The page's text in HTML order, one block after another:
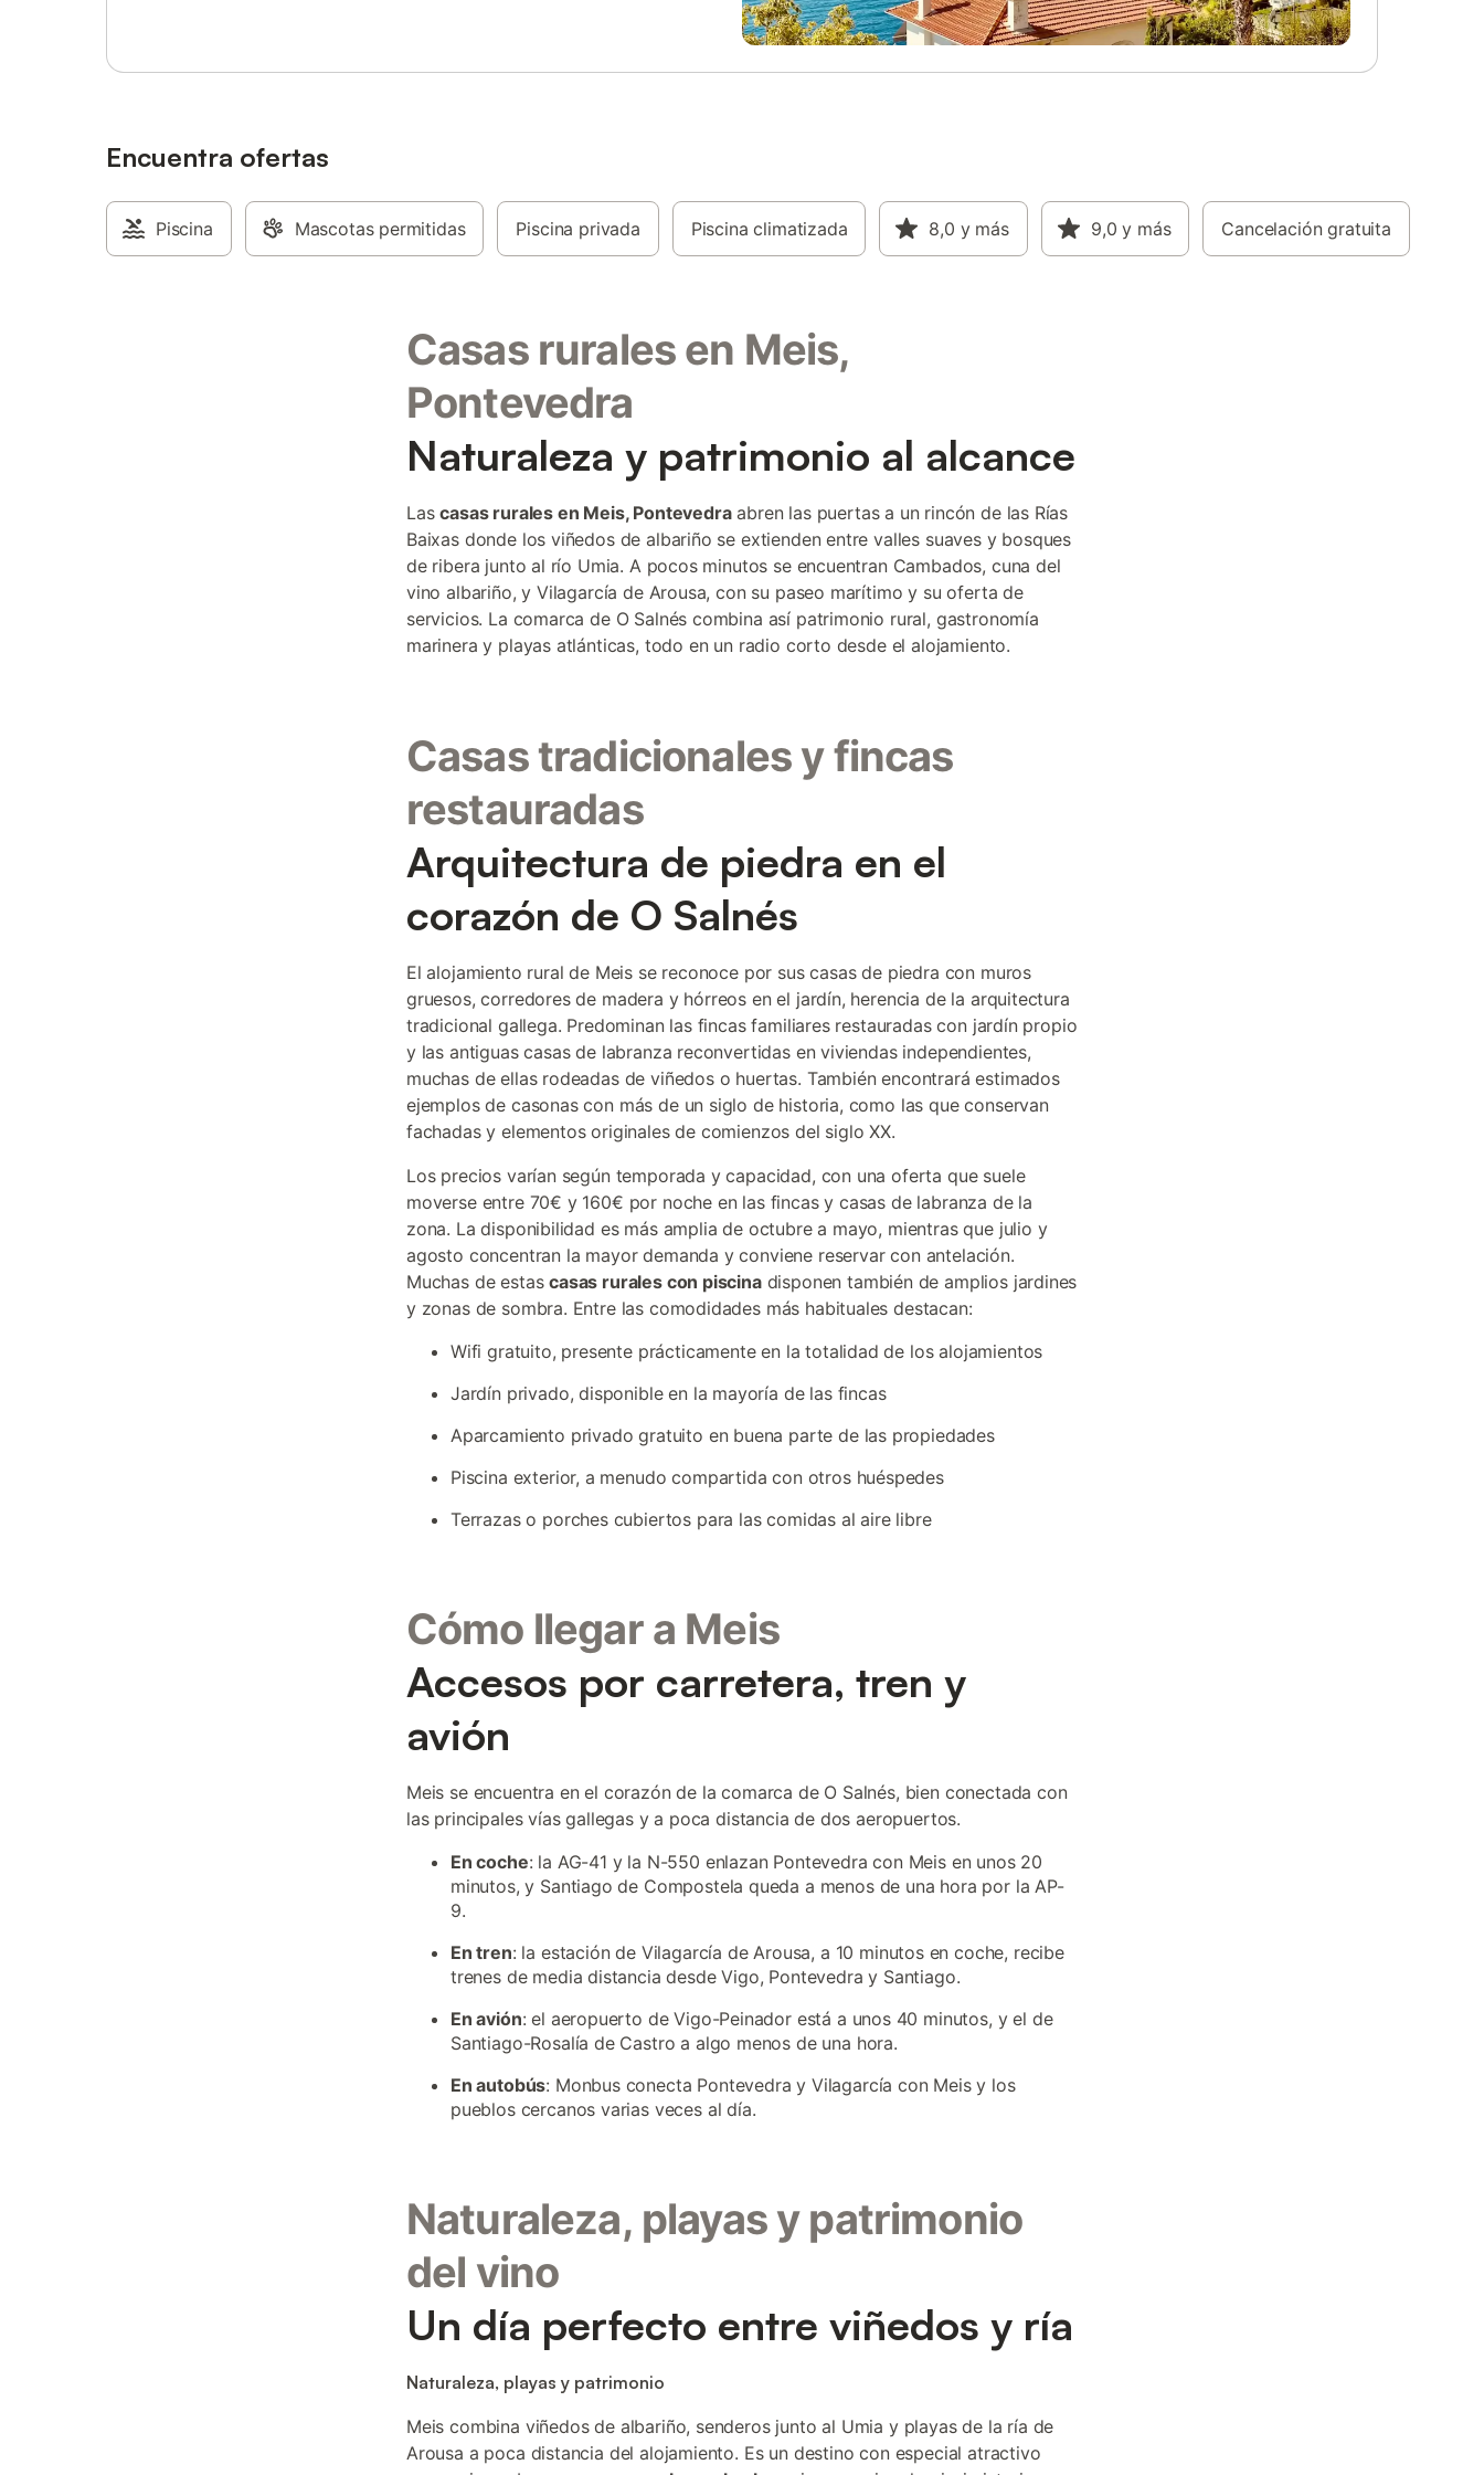
libre. La propiedad incluye aparcamiento
Meis está a 2,5 km. Tenga en cuenta que
las plantas superiores son accesibles solo
por escaleras.
Encuentra ofertas
Piscina Mascotas permitidas Piscina privada Piscina climatizada 8,0 y más 9,0 y más Cancelación gratuita
Casas rurales en Meis,
Pontevedra
Naturaleza y patrimonio al alcance
Lascasas rurales en Meis, Pontevedraabren las puertas a un rincón de las Rías
Baixas donde los viñedos de albariño se extienden entre valles suaves y bosques
de ribera junto al río Umia. A pocos minutos se encuentran Cambados, cuna del
vino albariño, y Vilagarcía de Arousa, con su paseo marítimo y su oferta de
servicios. La comarca de O Salnés combina así patrimonio rural, gastronomía
marinera y playas atlánticas, todo en un radio corto desde el alojamiento.
Casas tradicionales y fincas
restauradas
Arquitectura de piedra en el
corazón de O Salnés
El alojamiento rural de Meis se reconoce por sus casas de piedra con muros
gruesos, corredores de madera y hórreos en el jardín, herencia de la arquitectura
tradicional gallega. Predominan las fincas familiares restauradas con jardín propio
y las antiguas casas de labranza reconvertidas en viviendas independientes,
muchas de ellas rodeadas de viñedos o huertas. También encontrará estimados
ejemplos de casonas con más de un siglo de historia, como las que conservan
fachadas y elementos originales de comienzos del siglo XX.
Los precios varían según temporada y capacidad, con una oferta que suele
moverse entre 70€ y 160€ por noche en las fincas y casas de labranza de la
zona. La disponibilidad es más amplia de octubre a mayo, mientras que julio y
agosto concentran la mayor demanda y conviene reservar con antelación.
Muchas de estascasas rurales con piscinadisponen también de amplios jardines
y zonas de sombra. Entre las comodidades más habituales destacan:
Wifi gratuito, presente prácticamente en la totalidad de los alojamientos
Jardín privado, disponible en la mayoría de las fincas
Aparcamiento privado gratuito en buena parte de las propiedades
Piscina exterior, a menudo compartida con otros huéspedes
Terrazas o porches cubiertos para las comidas al aire libre
Cómo llegar a Meis
Accesos por carretera, tren y
avión
Meis se encuentra en el corazón de la comarca de O Salnés, bien conectada con
las principales vías gallegas y a poca distancia de dos aeropuertos.
En coche: la AG-41 y la N-550 enlazan Pontevedra con Meis en unos 20
minutos, y Santiago de Compostela queda a menos de una hora por la AP-
9.
En tren: la estación de Vilagarcía de Arousa, a 10 minutos en coche, recibe
trenes de media distancia desde Vigo, Pontevedra y Santiago.
En avión: el aeropuerto de Vigo-Peinador está a unos 40 minutos, y el de
Santiago-Rosalía de Castro a algo menos de una hora.
En autobús: Monbus conecta Pontevedra y Vilagarcía con Meis y los
pueblos cercanos varias veces al día.
Naturaleza, playas y patrimonio
del vino
Un día perfecto entre viñedos y ría
Naturaleza, playas y patrimonio
Meis combina viñedos de albariño, senderos junto al Umia y playas de la ría de
Arousa a poca distancia del alojamiento. Es un destino con especial atractivo